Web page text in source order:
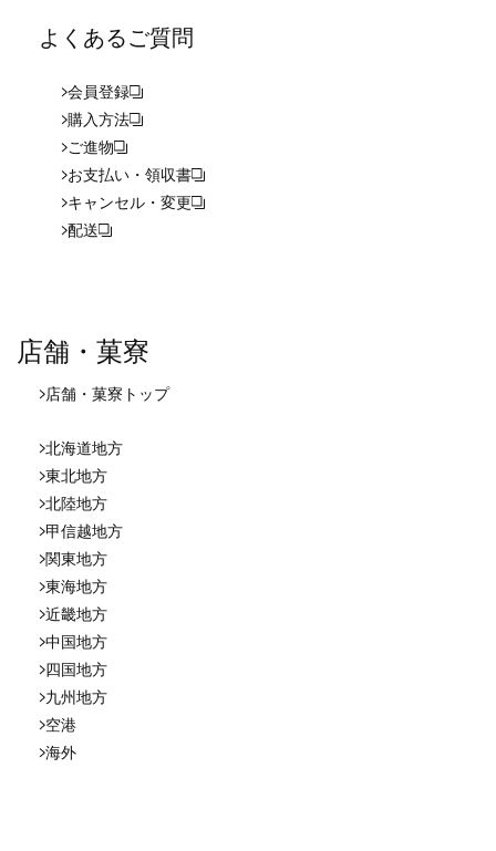
よくあるご質問
会員登録
購入方法
ご進物
お支払い・領収書
キャンセル・変更
配送
店舗・菓寮
店舗・菓寮 トップ
北海道地方
東北地方
北陸地方
甲信越地方
関東地方
東海地方
近畿地方
中国地方
四国地方
九州地方
空港
海外